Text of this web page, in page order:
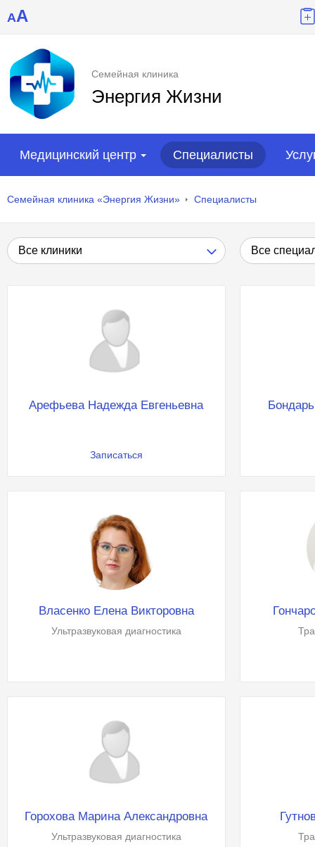
AA
Семейная клиника
Энергия Жизни
Медицинский центр Специалисты
Семейная клиника «Энергия Жизни» Специалисты
Все клиники Все
Арефьева Надежда Евгеньевна
Записаться
Власенко Елена Викторовна
Ультразвуковая диагностика
Горохова Марина Александровна
Ультразвуковая диагностика